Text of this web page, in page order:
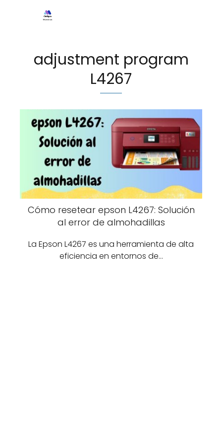
adjustment program
L4267
Cómo resetear epson L4267: Solución
al error de almohadillas
La Epson L4267 es una herramienta de alta
eficiencia en entornos de…